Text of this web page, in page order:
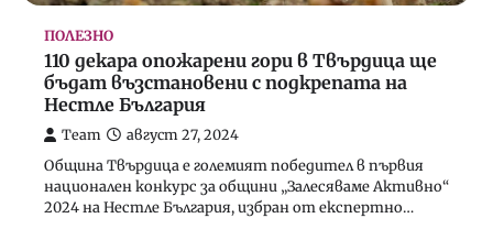
ПОЛЕЗНО
110 декара опожарени гори в Твърдица ще
бъдат възстановени с подкрепата на
Нестле България
Team август 27, 2024
Община Твърдица е големият победител в първия
национален конкурс за общини „Залесяваме Активно“
2024 на Нестле България, избран от експертно…